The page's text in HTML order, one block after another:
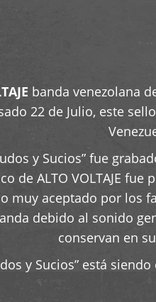
banda venezolana
22 de Julio, este
y Sucios” fue
de ALTO VOLTAJE
muy aceptado por los
debido al sonido
conservan en
y Sucios” está